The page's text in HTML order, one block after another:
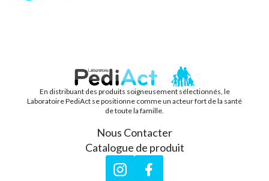
PEDIACT
En distribuant des produits soigneusement sélectionnés, le
Laboratoire PediAct se positionne comme un acteur fort de la santé
de toute la famille.
Nous Contacter
Catalogue de produit
InstagramFacebook